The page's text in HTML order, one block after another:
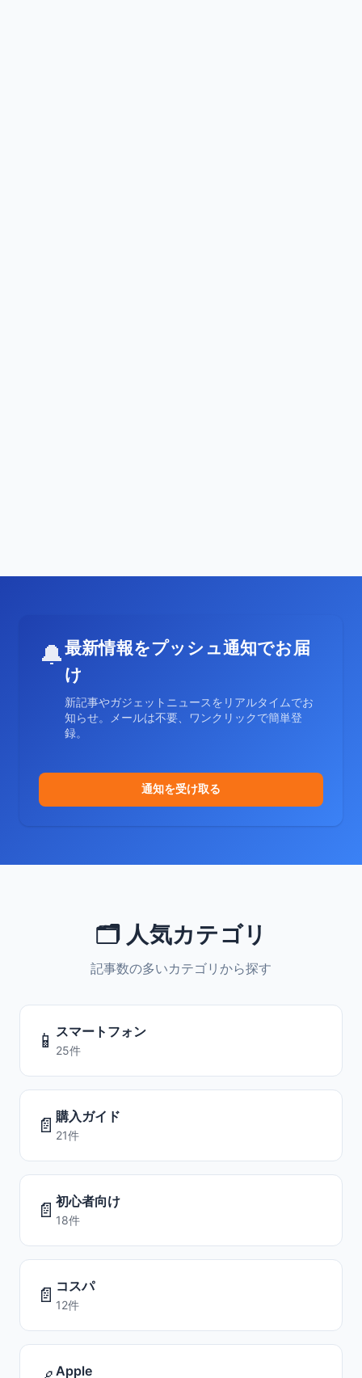
🔔最新情報をプッシュ通知でお届
け
新記事やガジェットニュースをリアルタイムでお
知らせ。メールは不要、ワンクリックで簡単登
録。
通知を受け取る
🗂️ 人気カテゴリ
記事数の多いカテゴリから探す
📱 スマートフォン
25件
📄 購入ガイド
21件
📄 初心者向け
18件
📄 コスパ
12件
Apple